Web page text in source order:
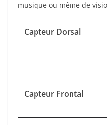
musique ou même de
Capteur Dorsal
Capteur Frontal